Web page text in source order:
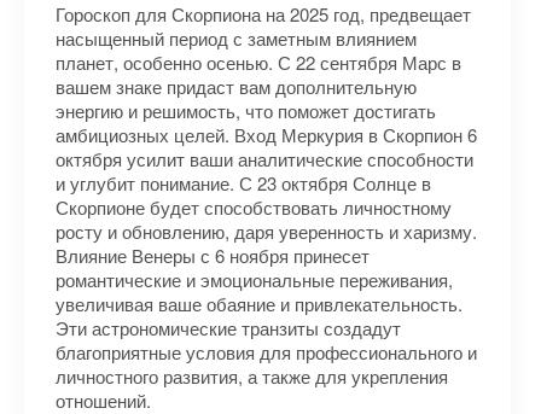
Гороскоп для Скорпиона на 2025 год, предвещает
насыщенный период с заметным влиянием
планет, особенно осенью. С 22 сентября Марс в
вашем знаке придаст вам дополнительную
энергию и решимость, что поможет достигать
амбициозных целей. Вход Меркурия в Скорпион 6
октября усилит ваши аналитические способности
и углубит понимание. С 23 октября Солнце в
Скорпионе будет способствовать личностному
росту и обновлению, даря уверенность и харизму.
Влияние Венеры с 6 ноября принесет
романтические и эмоциональные переживания,
увеличивая ваше обаяние и привлекательность.
Эти астрономические транзиты создадут
благоприятные условия для профессионального и
личностного развития, а также для укрепления
отношений.